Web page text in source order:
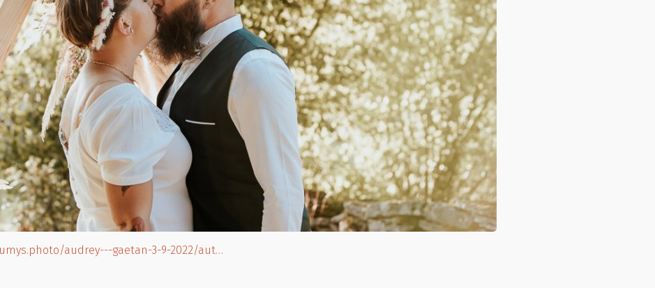
audrey---gaetan-3-9-2022/aut…